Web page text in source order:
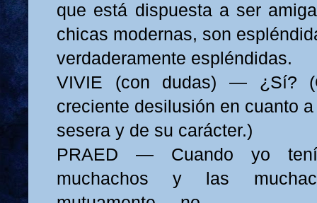
que está dispuesta a ser
chicas modernas, son
verdaderamente espléndidas.
VIVIE (con dudas) — ¿Sí?
creciente desilusión en cuanto
sesera y de su carácter.)
PRAED — Cuando yo
muchachos y las